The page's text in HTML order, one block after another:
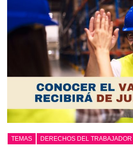
TEMAS DERECHOS DEL TRABAJADOR